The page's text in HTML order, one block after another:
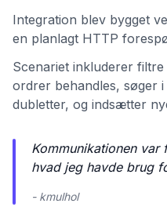
Integration blev bygget
en planlagt HTTP
Scenariet inkluderer
ordrer behandles, søger
dubletter, og indsætter
Kommunikationen
hvad jeg havde brug
- kmulhol